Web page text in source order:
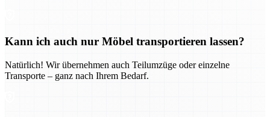
Kann ich auch nur Möbel transportieren lassen?
Natürlich! Wir übernehmen auch Teilumzüge oder einzelne
Transporte – ganz nach Ihrem Bedarf.